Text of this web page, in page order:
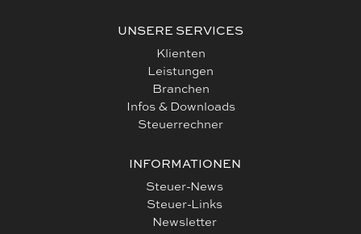
UNSERE SERVICES
Klienten
Leistungen
Branchen
Infos & Downloads
Steuerrechner
INFORMATIONEN
Steuer-News
Steuer-Links
Newsletter